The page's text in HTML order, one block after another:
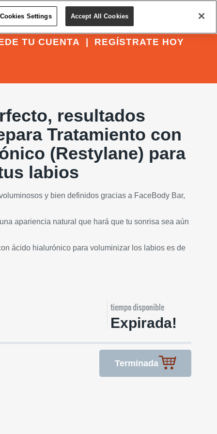
REGÍSTRATE HOY
TU CUENTA
resultados
Tratamiento con
(Restylane) para
labios
y bien definidos gracias a FaceBody Bar,
apariencia natural que hará que tu sonrisa sea aún
ácido hialurónico para voluminizar los labios es de
tiempo disponible
Expirada!
Terminada
Cookies Settings Accept All Cookies